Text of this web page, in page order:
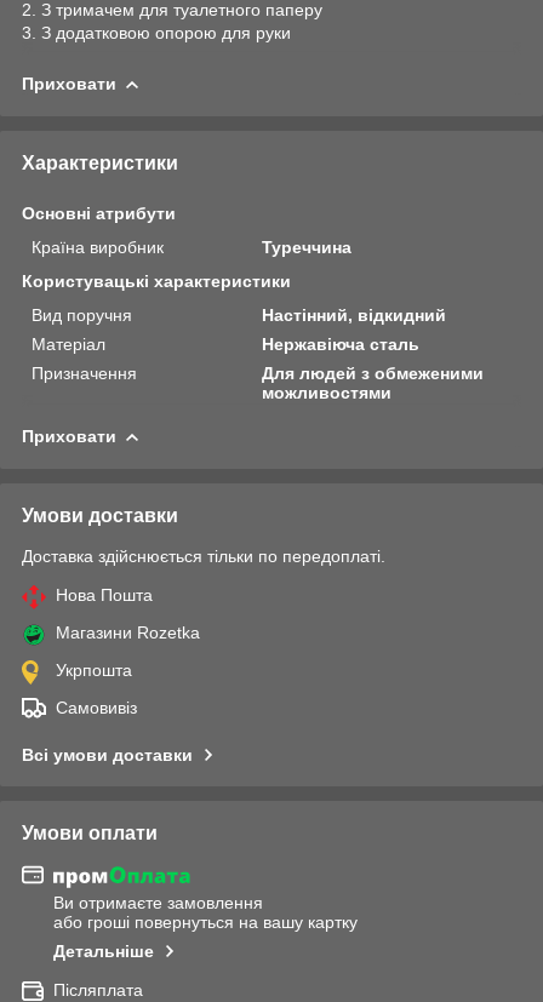
2. З тримачем для туалетного паперу
3. З додатковою опорою для руки
Приховати
Характеристики
Основні атрибути
Країна виробник
Туреччина
Користувацькi характеристики
Вид поручня
Настінний, відкидний
Матеріал
Нержавіюча сталь
Призначення
Для людей з обмеженими
можливостями
Приховати
Умови доставки
Доставка здійснюється тільки по передоплаті.
Нова Пошта
Магазини Rozetka
Укрпошта
Самовивіз
Всі умови доставки
Умови оплати
Ви отримаєте замовлення
або гроші повернуться на вашу картку
Детальніше
Післяплата